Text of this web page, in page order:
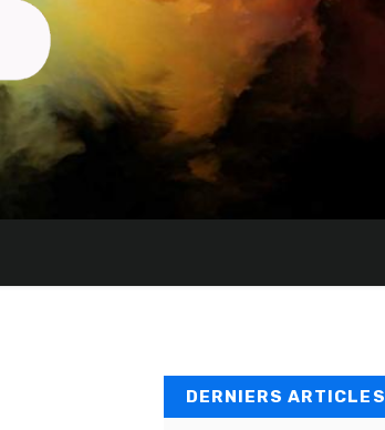
DERNIERS ARTICLES